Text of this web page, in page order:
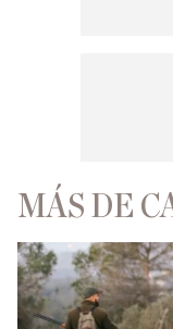
MÁS DE